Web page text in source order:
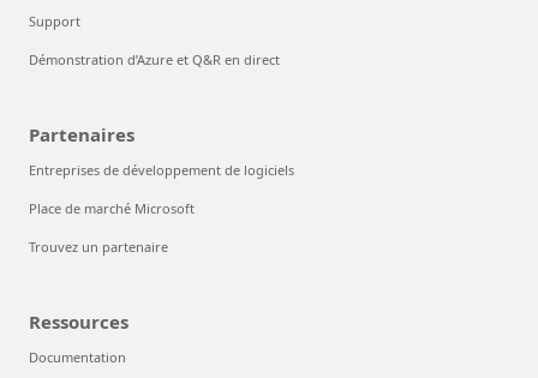
Support
Démonstration d’Azure et Q&R en direct
Partenaires
Entreprises de développement de logiciels
Place de marché Microsoft
Trouvez un partenaire
Ressources
Documentation